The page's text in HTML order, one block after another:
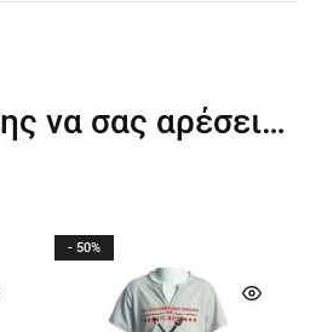
να σας αρέσει…
- 50%